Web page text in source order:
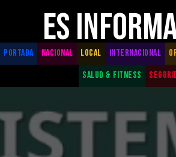
ES
PORTADA NACIONAL LOCAL INTERNACIONAL
SALUD & FITNESS